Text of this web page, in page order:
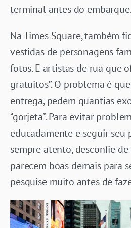
terminal antes do
Na Times Square, também
vestidas de personagens
fotos. E artistas de rua que
gratuitos”. O problema é
entrega, pedem quantias
“gorjeta”. Para evitar
educadamente e seguir seu
sempre atento, desconfie
parecem boas demais para
pesquise muito antes de